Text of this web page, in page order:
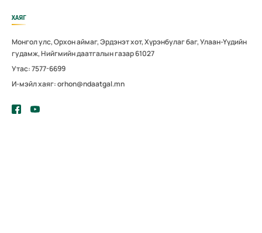
ХАЯГ
Монгол улс, Орхон аймаг, Эрдэнэт хот, Хүрэнбулаг баг, Улаан-Үүдийн
гудамж, Нийгмийн даатгалын газар 61027
Утас: 7577-6699
И-мэйл хаяг: orhon@ndaatgal.mn